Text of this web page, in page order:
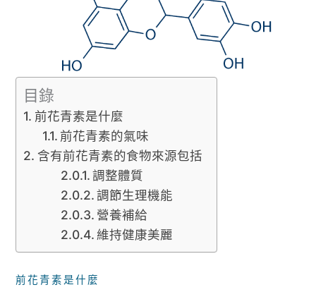
目錄
前花青素是什麼
前花青素的氣味
含有前花青素的食物來源包括
調整體質
調節生理機能
營養補給
維持健康美麗
前花青素是什麼